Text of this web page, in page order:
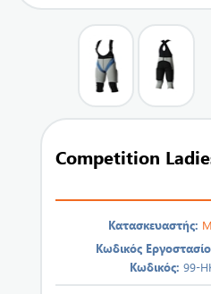
Competition
Κατασκευαστής:
Κωδικός
Κωδικός: 99-